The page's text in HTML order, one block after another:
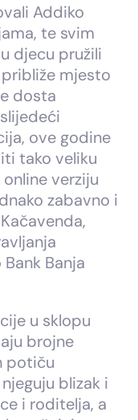
Addiko
te svim
djecu pružili
mjesto
dosta
ove godine
tako veliku
verziju
zabavno i
Banja
u sklopu
brojne
potiču
blizak i
i roditelja, a